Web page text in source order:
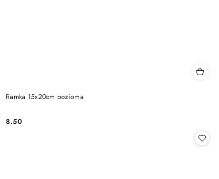
Ramka 15x20cm pozioma
Cena:
8.50